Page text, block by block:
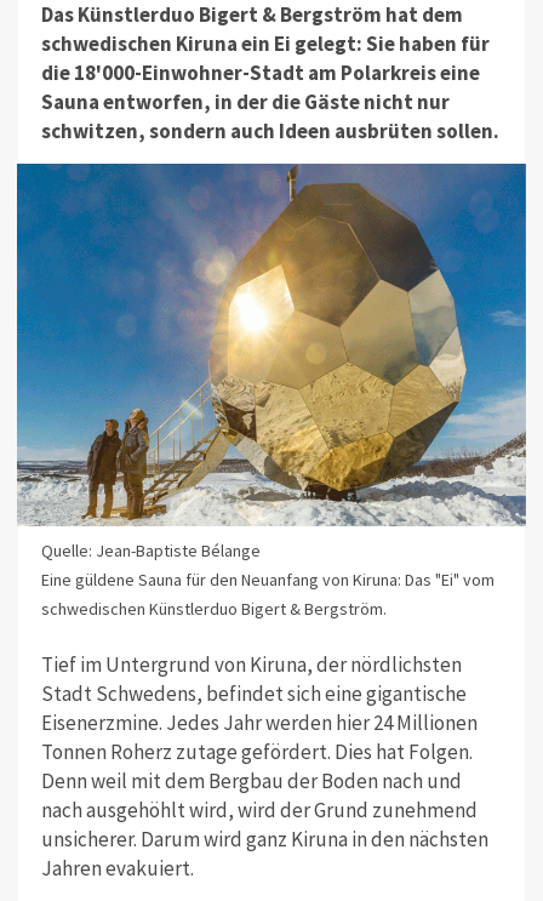
Das Künstlerduo Bigert & Bergström hat dem
schwedischen Kiruna ein Ei gelegt: Sie haben für
die 18'000-Einwohner-Stadt am Polarkreis eine
Sauna entworfen, in der die Gäste nicht nur
schwitzen, sondern auch Ideen ausbrüten sollen.
Quelle: Jean-Baptiste Bélange
Eine güldene Sauna für den Neuanfang von Kiruna: Das "Ei" vom
schwedischen Künstlerduo Bigert & Bergström.
Tief im Untergrund von Kiruna, der nördlichsten
Stadt Schwedens, befindet sich eine gigantische
Eisenerzmine. Jedes Jahr werden hier 24 Millionen
Tonnen Roherz zutage gefördert. Dies hat Folgen.
Denn weil mit dem Bergbau der Boden nach und
nach ausgehöhlt wird, wird der Grund zunehmend
unsicherer. Darum wird ganz Kiruna in den nächsten
Jahren evakuiert.